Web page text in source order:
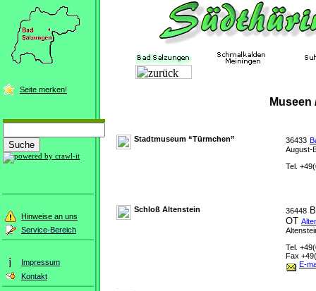
Seite merken!
Hinweise an uns
Service-Bereich
Impressum
Kontakt
Museen
Stadtmuseum “Türmchen” 36433
August-
Tel.
Schloß Altenstein 36448
OT
Tel.
Fax
E-